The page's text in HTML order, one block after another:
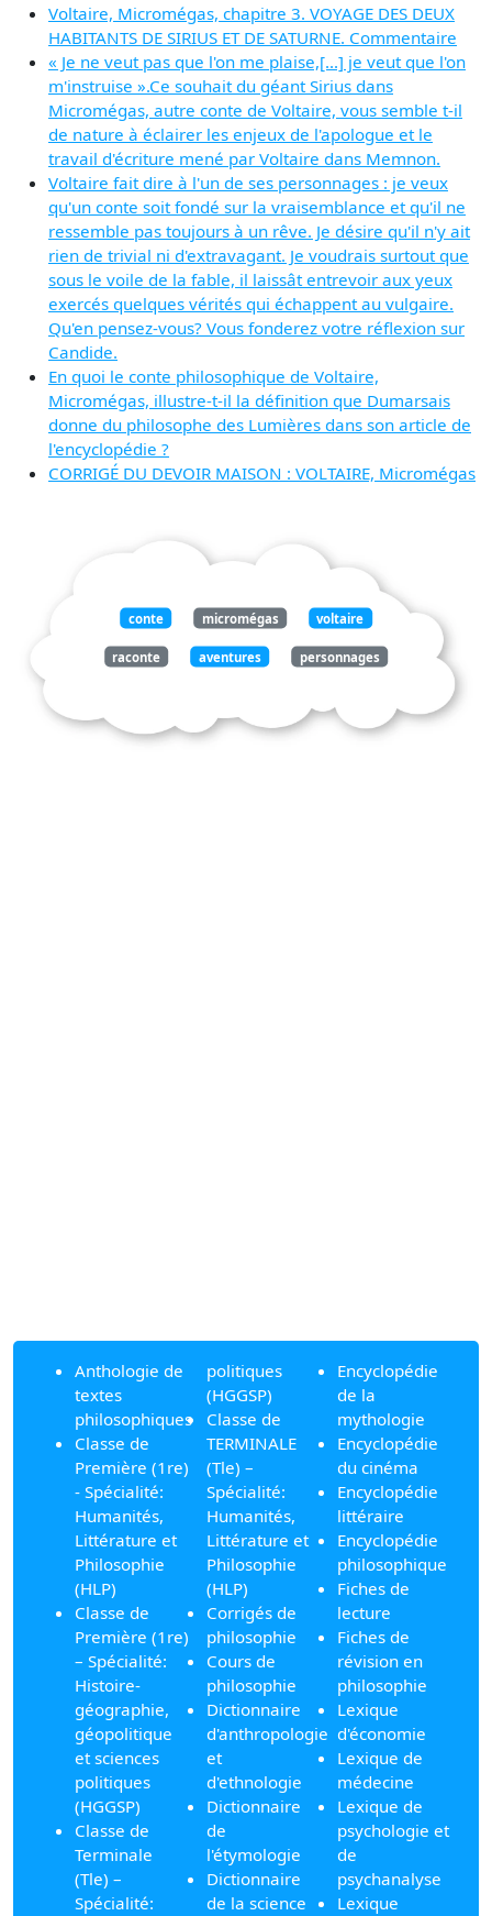
Voltaire, Micromégas, chapitre 3. VOYAGE DES DEUX
HABITANTS DE SIRIUS ET DE SATURNE. Commentaire
« Je ne veut pas que l'on me plaise,[...] je veut que l'on
m'instruise ».Ce souhait du géant Sirius dans
Micromégas, autre conte de Voltaire, vous semble t-il
de nature à éclairer les enjeux de l'apologue et le
travail d'écriture mené par Voltaire dans Memnon.
Voltaire fait dire à l'un de ses personnages : je veux
qu'un conte soit fondé sur la vraisemblance et qu'il ne
ressemble pas toujours à un rêve. Je désire qu'il n'y ait
rien de trivial ni d'extravagant. Je voudrais surtout que
sous le voile de la fable, il laissât entrevoir aux yeux
exercés quelques vérités qui échappent au vulgaire.
Qu'en pensez-vous? Vous fonderez votre réflexion sur
Candide.
En quoi le conte philosophique de Voltaire,
Micromégas, illustre-t-il la définition que Dumarsais
donne du philosophe des Lumières dans son article de
l'encyclopédie ?
CORRIGÉ DU DEVOIR MAISON : VOLTAIRE, Micromégas
conte micromégas voltaire
raconte aventures personnages
tailles géants échellehumaine
Anthologie de
textes
philosophiques
Classe de
Première (1re)
- Spécialité:
Humanités,
Littérature et
Philosophie
(HLP)
Classe de
Première (1re)
– Spécialité:
Histoire-
géographie,
géopolitique
et sciences
politiques
(HGGSP)
Classe de
Terminale
(Tle) –
Spécialité:
politiques
(HGGSP)
Classe de
TERMINALE
(Tle) –
Spécialité:
Humanités,
Littérature et
Philosophie
(HLP)
Corrigés de
philosophie
Cours de
philosophie
Dictionnaire
d'anthropologie
et
d'ethnologie
Dictionnaire
de
l'étymologie
Dictionnaire
de la science
Encyclopédie
de la
mythologie
Encyclopédie
du cinéma
Encyclopédie
littéraire
Encyclopédie
philosophique
Fiches de
lecture
Fiches de
révision en
philosophie
Lexique
d'économie
Lexique de
médecine
Lexique de
psychologie et
de
psychanalyse
Lexique